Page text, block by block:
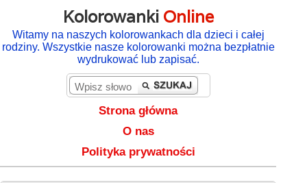
Kolorowanki Online
Witamy na naszych kolorowankach dla dzieci i całej
rodziny. Wszystkie nasze kolorowanki można bezpłatnie
wydrukować lub zapisać.
Strona główna
O nas
Polityka prywatności